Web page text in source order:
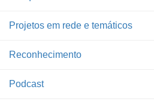
Projetos em rede e temáticos
Reconhecimento
Podcast